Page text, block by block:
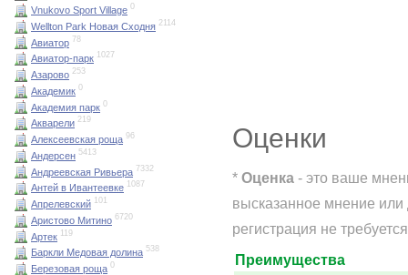
Vnukovo Sport Village 0
Wellton Park Новая Сходня 2114
Авиатор 78
Авиатор-парк 1027
Азарово 253
Академик 0
Академия парк 0
Акварели 219
Алексеевская роща 96
Андерсен 5413
Андреевская Ривьера 7332
Антей в Ивантеевке 1087
Апрелевский 101
Аристово Митино 6720
Артек 119
Баркли Медовая долина 538
Березовая роща 0
Оценки
* Оценка - это ваше
высказанное мнение
регистрация не
Преимущества